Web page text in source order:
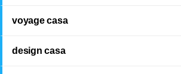
voyage casa
design casa